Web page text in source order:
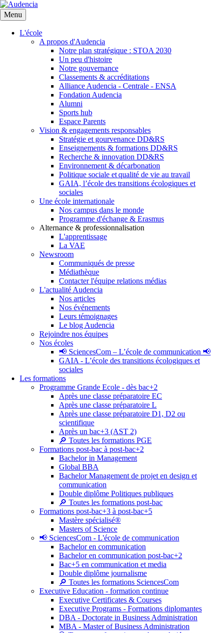
Aller
au
contenu
principal
Menu
L'école
A propos d'Audencia
Notre plan stratégique : STOA 2030
Un peu d'histoire
Notre gouvernance
Classements & accréditations
Alliance Audencia - Centrale - ENSA
Fondation Audencia
Alumni
Sports hub
Espace Parents
Vision & engagements responsables
Stratégie et gourvenance DD&RS
Enseignements & formations DD&RS
Recherche & innovation DD&RS
Environnement & décarbonation
Politique sociale et qualité de vie au travail
GAIA, l’école des transitions écologiques et
sociales
Une école internationale
Nos campus dans le monde
Programme d'échange & Erasmus
Alternance & professionnalisation
L'apprentissage
La VAE
Newsroom
Communiqués de presse
Médiathèque
Contacter l'équipe relations médias
L'actualité Audencia
Nos articles
Nos événements
Leurs témoignages
Le blog Audencia
Rejoindre nos équipes
Nos écoles
📢 SciencesCom – L’école de communication 📢
GAIA - L’école des transitions écologiques et
sociales
Les formations
Programme Grande Ecole - dès bac+2
Après une classe préparatoire EC
Après une classe préparatoire L
Après une classe préparatoire D1, D2 ou
scientifique
Après un bac+3 (AST 2)
🔎 Toutes les formations PGE
Formations post-bac à post-bac+2
Bachelor in Management
Global BBA
Bachelor Management de projet en design et
communication
Double diplôme Politiques publiques
🔎 Toutes les formations post-bac
Formations post-bac+3 à post-bac+5
Mastère spécialisé®
Masters of Science
📢 SciencesCom - L'école de communication
Bachelor en communication
Bachelor en communication post-bac+2
Bac+5 en communication et media
Double diplôme journalisme
🔎 Toutes les formations SciencesCom
Executive Education - formation continue
Executive Certificates & Courses
Executive Programs - Formations diplomantes
DBA - Doctorate in Business Administration
MBA - Master of Business Administration